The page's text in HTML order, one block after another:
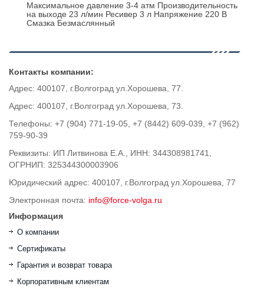
Максимальное давление 3-4 атм Производительность
на выходе 23 л/мин Ресивер 3 л Напряжение 220 В
Смазка Безмаслянный
Контакты компании:
Адрес: 400107, г.Волгоград ул.Хорошева, 77.
Адрес: 400107, г.Волгоград ул.Хорошева, 73.
Телефоны: +7 (904) 771-19-05, +7 (8442) 609-039, +7 (962)
759-90-39
Реквизиты: ИП Литвинова Е.А., ИНН: 344308981741,
ОГРНИП: 325344300003906
Юридический адрес: 400107, г.Волгоград ул.Хорошева, 77
Электронная почта: info@force-volga.ru
Информация
О компании
Сертификаты
Гарантия и возврат товара
Корпоративным клиентам